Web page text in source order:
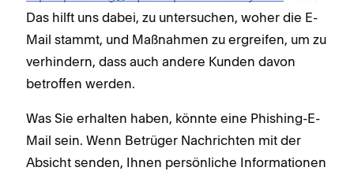
Das hilft uns dabei, zu untersuchen, woher die E-
Mail stammt, und Maßnahmen zu ergreifen, um zu
verhindern, dass auch andere Kunden davon
betroffen werden.
Was Sie erhalten haben, könnte eine Phishing-E-
Mail sein. Wenn Betrüger Nachrichten mit der
Absicht senden, Ihnen persönliche Informationen